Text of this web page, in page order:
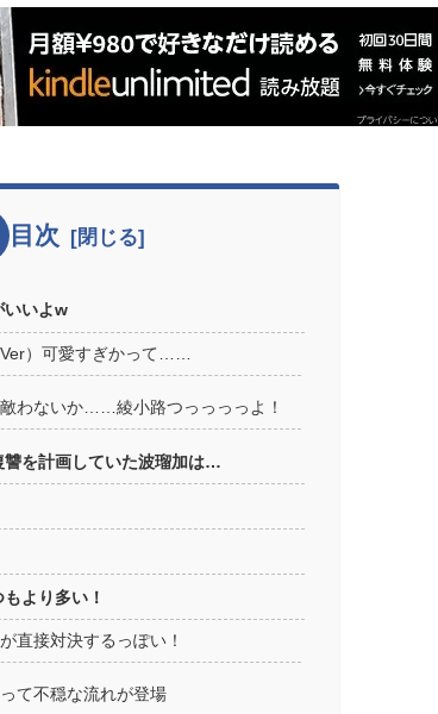
目次
いいよw
）可愛すぎかって……
わないか……綾小路つっっっっよ！
讐を計画していた波瑠加は…
より多い！
直接対決するっぽい！
て不穏な流れが登場